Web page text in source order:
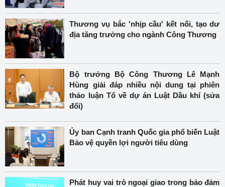
Thương vụ bắc 'nhịp cầu' kết nối, tạo dư
địa tăng trưởng cho ngành Công Thương
Bộ trưởng Bộ Công Thương Lê Mạnh
Hùng giải đáp nhiều nội dung tại phiên
thảo luận Tổ về dự án Luật Dầu khí (sửa
đổi)
Ủy ban Cạnh tranh Quốc gia phổ biến Luật
Bảo vệ quyền lợi người tiêu dùng
Phát huy vai trò ngoại giao trong bảo đảm